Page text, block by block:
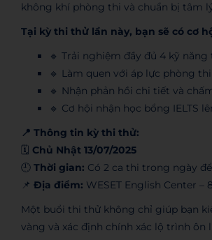
không khí phòng thi và chuẩn bị tâm
Tại kỳ thi thử lần này, bạn sẽ có cơ
🔹 Trải nghiệm đầy đủ 4 kỹ
🔹 Làm quen với áp lực phòng
🔹 Nhận phản hồi chi tiết và
🔹 Cơ hội nhận học bổng IELTS
📍 Thông tin kỳ thi thử:
🗓 Chủ Nhật 13/07/2025
🕘 Thời gian: Có 2 ca thi trong ngày
📌 Địa điểm: WESET English Center
Một buổi thi thử không chỉ giúp bạn
vàng và xác định chính xác lộ trình ôn